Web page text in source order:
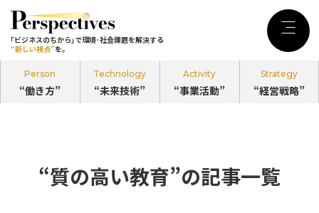
｢ビジネスのちから｣で環境･社会課題を解決する
“新しい視点”を。
Person
“働き方”
Technology
“未来技術”
Activity
“事業活動”
Strategy
“経営戦略”
記事カテゴリ
“働き方”のPerspectives
｢ビジネスのちから｣で環境･社会課題を解決する
“新しい視点”を。
“質の高い教育”の記事一覧